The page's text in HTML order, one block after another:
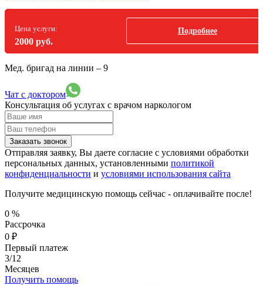
Цена услуги:
2000 руб.
Подробнее
Мед. бригад на линии – 9
Чат с доктором
Консультация об услугах с врачом наркологом
Заказать звонок
Отправляя заявку, Вы даете согласие с условиями обработки
персональных данных, установленными политикой
конфиденциальности и условиями использования сайта
Получите медицинскую помощь сейчас - оплачивайте после!
0 %
Рассрочка
0 ₽
Первый платеж
3/12
Месяцев
Получить помощь